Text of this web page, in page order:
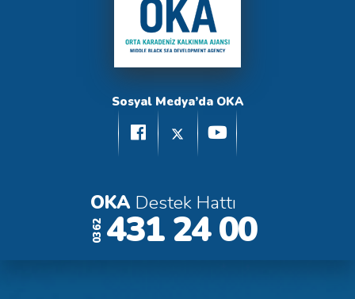
Sosyal Medya’da OKA
OKA Destek Hattı
0362 431 24 00